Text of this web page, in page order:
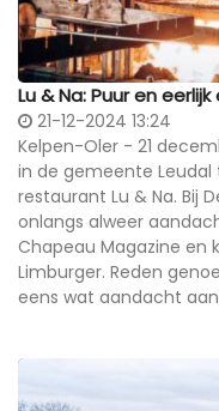
Lu & Na: Puur en
21-12-2024 13:24
Kelpen-Oler - 21
in de gemeente Leudal
restaurant Lu & Na. Bij
onlangs alweer
Chapeau Magazine en
Limburger. Reden
eens wat aandacht